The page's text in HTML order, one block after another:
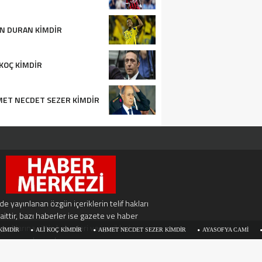
DURAN KIMDIR
KIMDIR
NECDET SEZER KIMDIR
yayınlanan özgün içeriklerin telif hakları
bazı haberler ise gazete ve haber
aittir, haberleri ve içerikleri
kopyalamayınız.
ALI KOÇ KIMDIR AHMET NECDET SEZER KIMDIR AYASOFYA CAMI